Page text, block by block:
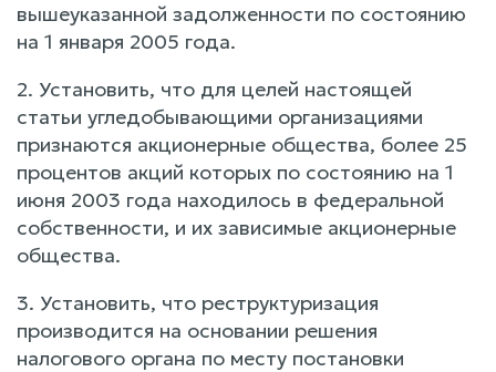
вышеуказанной задолженности по состоянию
на 1 января 2005 года.
2. Установить, что для целей настоящей
статьи угледобывающими организациями
признаются акционерные общества, более 25
процентов акций которых по состоянию на 1
июня 2003 года находилось в федеральной
собственности, и их зависимые акционерные
общества.
3. Установить, что реструктуризация
производится на основании решения
налогового органа по месту постановки